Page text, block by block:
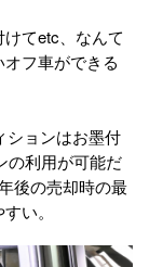
てetc、なんて
フ車ができる
ョンはお墨付
の利用が可能だ
後の売却時の最
い。